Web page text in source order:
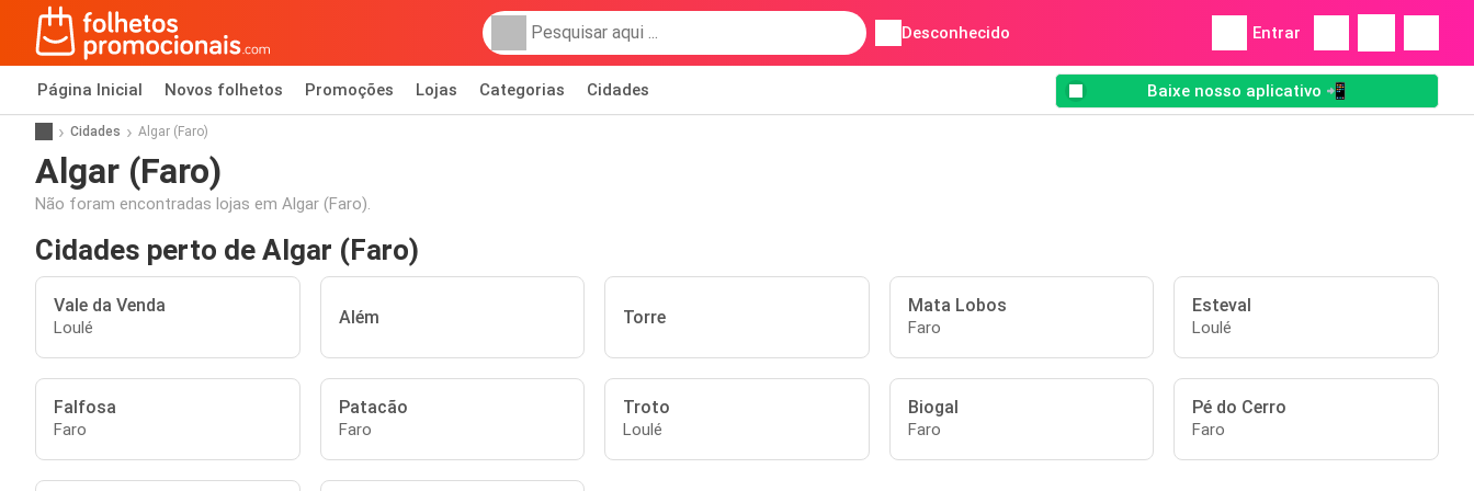
Desconhecido Entrar
Página Inicial Novos folhetos Promoções Lojas Categorias Cidades Baixe nosso aplicativo 📲
Cidades Algar (Faro)
Algar (Faro)
Não foram encontradas lojas em Algar (Faro).
Cidades perto de Algar (Faro)
Vale da Venda
Loulé Além Torre
Mata Lobos
Faro
Esteval
Loulé
Falfosa
Faro
Patacão
Faro
Troto
Loulé
Biogal
Faro
Pé do Cerro
Faro